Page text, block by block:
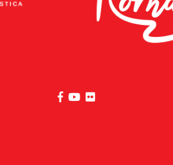
visita la pagina
visita la pagina
visita la pagina